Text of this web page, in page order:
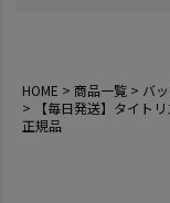
HOME 商品一覧
バ
【毎日発送】タイト
正規品